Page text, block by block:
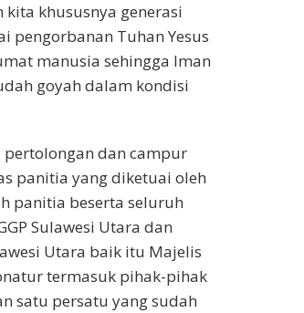
khususnya generasi
pengorbanan Tuhan Yesus
manusia sehingga Iman
goyah dalam kondisi
pertolongan dan campur
panitia yang diketuai oleh
panitia beserta seluruh
Sulawesi Utara dan
Utara baik itu Majelis
termasuk pihak-pihak
satu persatu yang sudah